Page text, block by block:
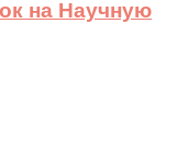
на Научную